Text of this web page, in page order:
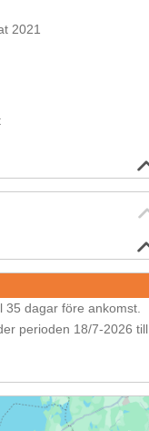
2021
dagar före ankomst.
perioden 18/7-2026 till